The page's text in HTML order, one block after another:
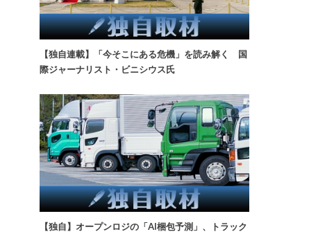
【独自連載】「今そこにある危機」を読み解く 国
際ジャーナリスト・ビニシウス氏
【独自】オープンロジの「AI梱包予測」、トラック